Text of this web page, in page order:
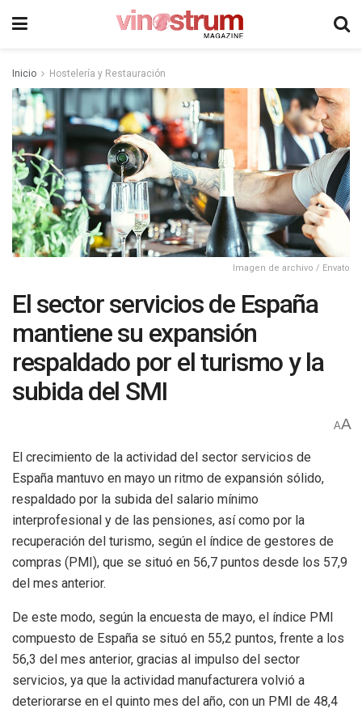
Inicio Hostelería y Restauración
Imagen de archivo / Envato
El sector servicios de España
mantiene su expansión
respaldado por el turismo y la
subida del SMI
AA
El crecimiento de la actividad del sector servicios de
España mantuvo en mayo un ritmo de expansión sólido,
respaldado por la subida del salario mínimo
interprofesional y de las pensiones, así como por la
recuperación del turismo, según el índice de gestores de
compras (PMI), que se situó en 56,7 puntos desde los 57,9
del mes anterior.
De este modo, según la encuesta de mayo, el índice PMI
compuesto de España se situó en 55,2 puntos, frente a los
56,3 del mes anterior, gracias al impulso del sector
servicios, ya que la actividad manufacturera volvió a
deteriorarse en el quinto mes del año, con un PMI de 48,4